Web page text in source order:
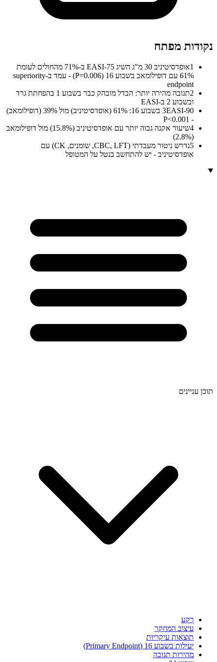
נקודות מפתח
1
אופדסיטיניב 30 מ"ג השיג EASI-75 ב-71% מהחולים לעומת
61% עם דופילומאב בשבוע 16 (P=0.006) - עמד ב-superiority
endpoint
2
תגובה מהירה יותר: הבדל מובהק כבר בשבוע 1 בהפחתת גרד
ובשבוע 2 ב-EASI
3
EASI-90 בשבוע 16: 61% (אופדסיטיניב) מול 39% (דופילומאב)
- P<0.001
4
שיעור אקנה גבוה יותר עם אופדסיטיניב (15.8%) מול דופילומאב
(2.8%)
5
נדרש ניטור מעבדתי (CBC, LFT, שומנים, CK) עם
אופדסיטיניב - יש להתחשב בנטל על המטופל
תוכן עניינים
רקע
עיצוב המחקר
תוצאות עיקריות
יעילות בשבוע 16 (Primary Endpoint)
מהירות תגובה